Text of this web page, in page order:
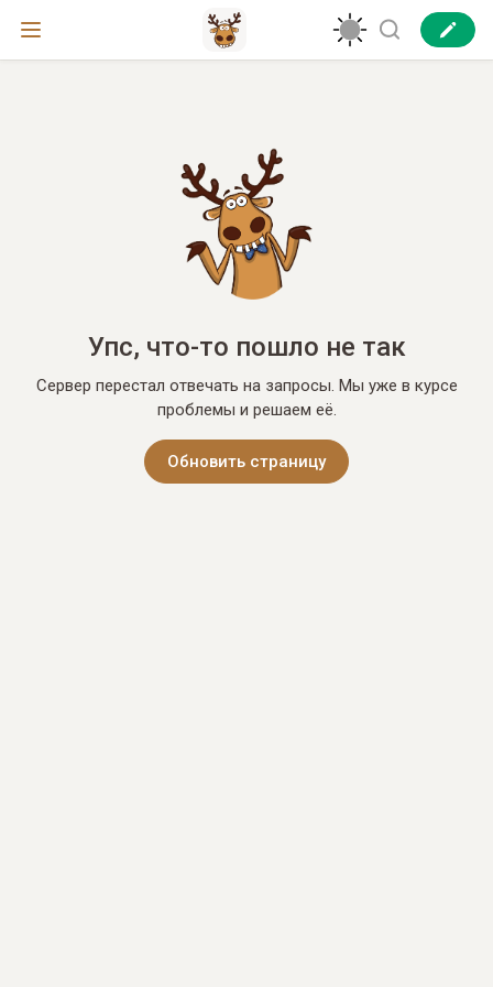
Упс, что-то пошло не так
Сервер перестал отвечать на запросы. Мы уже в курсе
проблемы и решаем её.
Обновить страницу